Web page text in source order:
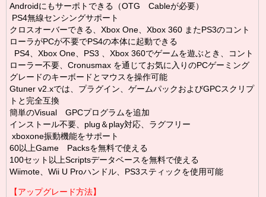
Androidにもサーポトできる（OTG Cableが必要）
PS4無線センシングサポート
クロスオーバーできる、Xbox One、Xbox 360 またPS3のコント
ローラがPCが不要でPS4の本体に起動できる
PS4、Xbox One、PS3 、Xbox 360でゲームを遊ぶとき、コント
ローラー不要、Cronusmax を通じてお気に入りのPCゲーミング
グレードのキーボードとマウスを操作可能
Gtuner v2.xでは、プラグイン、ゲームパックおよびGPCスクリプ
トと完全互換
簡単のVisual GPCプログラムを追加
インストール不要、plug＆play対応、ラグフリー
xboxone振動機能をサポート
60以上Game Packsを無料で使える
100セット以上Scriptsデータベースを無料で使える
Wiimote、Wii U Proハンドル、PS3スティックを使用可能
【アップグレード方法】